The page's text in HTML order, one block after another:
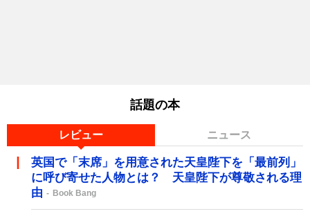
話題の本
レビュー ニュース
英国で「末席」を用意された天皇陛下を「最前列」
に呼び寄せた人物とは？ 天皇陛下が尊敬される理
由
Book Bang